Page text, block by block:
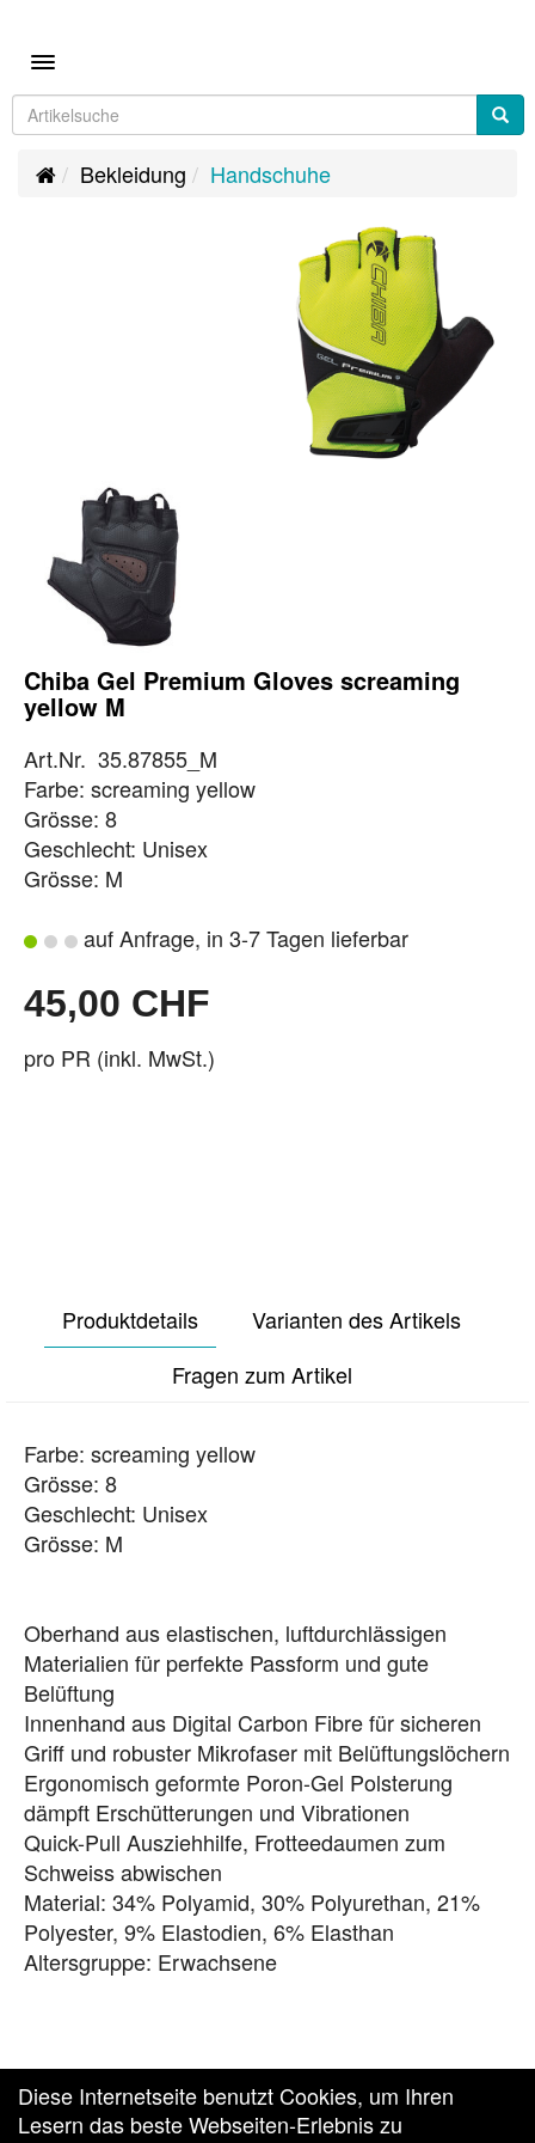
Toggle navigation
Bekleidung Handschuhe
Chiba Gel Premium Gloves screaming
yellow M
Art.Nr. 35.87855_M
Farbe: screaming yellow
Grösse: 8
Geschlecht: Unisex
Grösse: M
auf Anfrage, in 3-7 Tagen lieferbar
45,00 CHF
pro PR (inkl. MwSt.)
Produktdetails
Varianten des Artikels
Fragen zum Artikel
Farbe: screaming yellow
Grösse: 8
Geschlecht: Unisex
Grösse: M
Oberhand aus elastischen, luftdurchlässigen
Materialien für perfekte Passform und gute
Belüftung
Innenhand aus Digital Carbon Fibre für sicheren
Griff und robuster Mikrofaser mit Belüftungslöchern
Ergonomisch geformte Poron-Gel Polsterung
dämpft Erschütterungen und Vibrationen
Quick-Pull Ausziehhilfe, Frotteedaumen zum
Schweiss abwischen
Material: 34% Polyamid, 30% Polyurethan, 21%
Polyester, 9% Elastodien, 6% Elasthan
Altersgruppe: Erwachsene
Diese Internetseite benutzt Cookies, um Ihren
Lesern das beste Webseiten-Erlebnis zu